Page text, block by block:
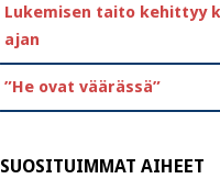
Lukemisen taito kehittyy
ajan
”He ovat väärässä”
SUOSITUIMMAT AIHEET